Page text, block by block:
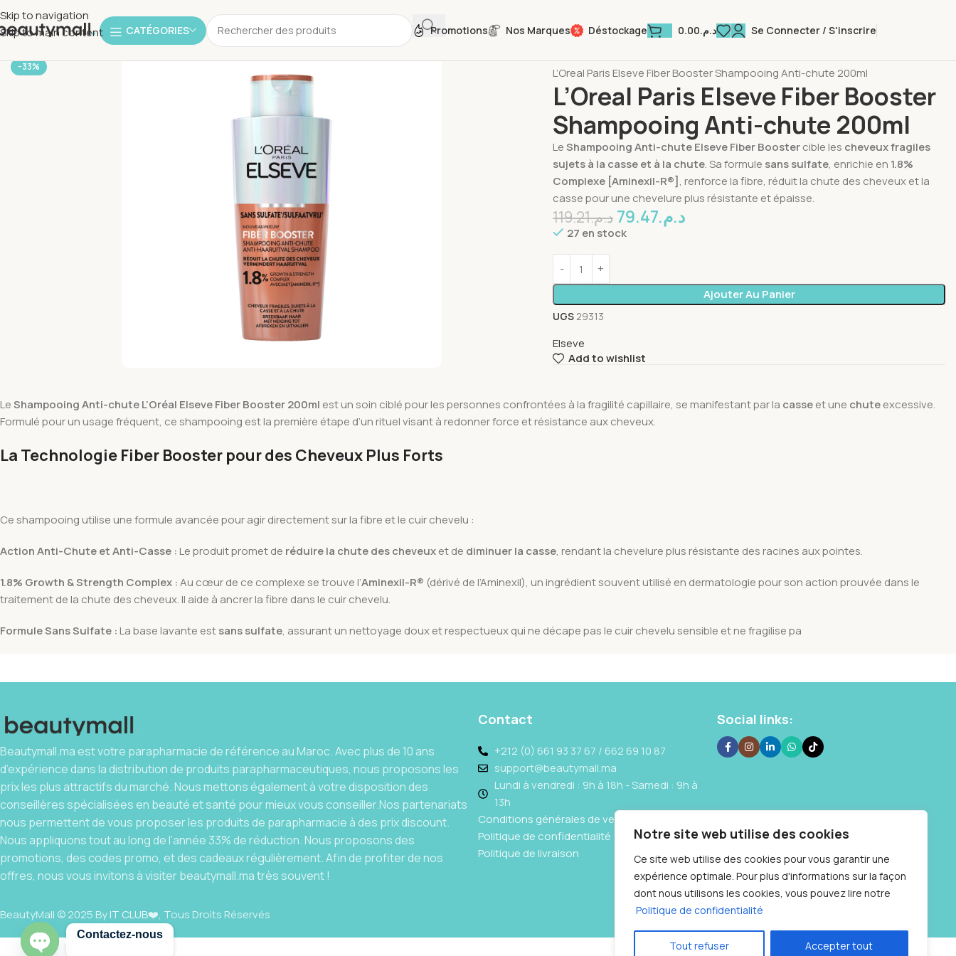
Notre site web utilise des cookies
Ce site web utilise des cookies pour vous garantir une
expérience optimale. Pour plus d'informations sur la façon
dont nous utilisons les cookies, vous pouvez lire notre
Politique de confidentialité
Tout refuser Accepter tout
Skip to navigation
Skip to main content
CATÉGORIES Promotions Nos Marques Déstockage د.م.0.00 Se Connecter / S'inscrire
-33%
L’Oreal Paris Elseve Fiber Booster Shampooing Anti-chute 200ml
L’Oreal Paris Elseve Fiber Booster
Shampooing Anti-chute 200ml
LeShampooing Anti-chute Elseve Fiber Boostercible les cheveux fragiles
sujets à la casse et à la chute. Sa formule sans sulfate, enrichie en 1.8%
Complexe [Aminexil-R®] , renforce la fibre, réduit la chute des cheveux et la
casse pour une chevelure plus résistante et épaisse.
د.م.119.21 د.م.79.47
27 en stock
Ajouter Au Panier
UGS 29313
Elseve
Add to wishlist
LeShampooing Anti-chute L’Oréal Elseve Fiber Booster 200ml est un soin ciblé pour les personnes confrontées à la fragilité capillaire, se manifestant par la casseet une chuteexcessive.
Formulé pour un usage fréquent, ce shampooing est la première étape d’un rituel visant à redonner force et résistance aux cheveux.
La Technologie Fiber Booster pour des Cheveux Plus Forts
Ce shampooing utilise une formule avancée pour agir directement sur la fibre et le cuir chevelu :
Action Anti-Chute et Anti-Casse : Le produit promet de réduire la chute des cheveuxet de diminuer la casse, rendant la chevelure plus résistante des racines aux pointes.
1.8% Growth & Strength Complex :Au cœur de ce complexe se trouve l’Aminexil-R® (dérivé de l’Aminexil), un ingrédient souvent utilisé en dermatologie pour son action prouvée dans le
traitement de la chute des cheveux. Il aide à ancrer la fibre dans le cuir chevelu.
Formule Sans Sulfate : La base lavante estsans sulfate, assurant un nettoyage doux et respectueux qui ne décape pas le cuir chevelu sensible et ne fragilise pa
Beautymall.ma est votre parapharmacie de référence au Maroc. Avec plus de 10 ans
d’expérience dans la distribution de produits parapharmaceutiques, nous proposons les
prix les plus attractifs du marché. Nous mettons également à votre disposition des
conseillères spécialisées en beauté et santé pour mieux vous conseiller.Nos partenariats
nous permettent de vous proposer les produits de parapharmacie à des prix discount.
Nous appliquons tout au long de l’année 33% de réduction. Nous proposons des
promotions, des codes promo, et des cadeaux régulièrement. Afin de profiter de nos
offres, nous vous invitons à visiter beautymall.ma très souvent !
Contact
+212 (0) 661 93 37 67 / 662 69 10 87
support@beautymall.ma
Lundi à vendredi : 9h à 18h - Samedi : 9h à
13h
Conditions générales de vente
Politique de confidentialité
Politique de livraison
Social links:
BeautyMall © 2025 ByIT CLUB❤️, Tous Droits Réservés
Contactez-nous